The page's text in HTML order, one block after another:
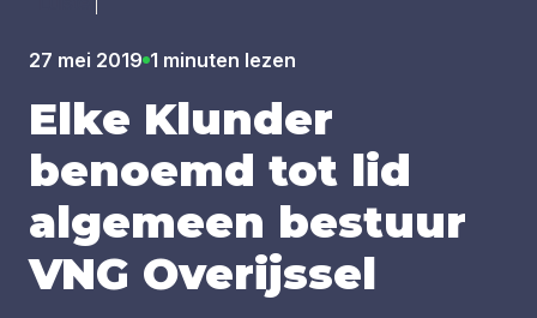
27 mei 2019 1 minuten lezen
Elke Klun­der
benoemd tot lid
alge­meen bestuur
VNG Over­ijs­sel